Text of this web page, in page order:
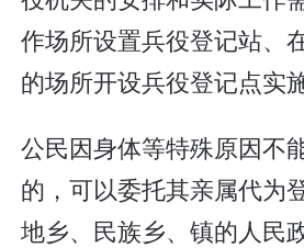
作场所设置兵役登记站、
的场所开设兵役登记点实施
公民因身体等特殊原因不
的，可以委托其亲属代为
地乡、民族乡、镇的人民